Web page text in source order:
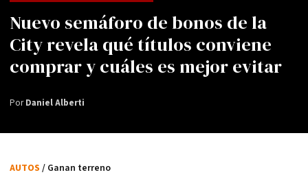
Nuevo semáforo de bonos de la
City revela qué títulos conviene
comprar y cuáles es mejor evitar
PorDaniel Alberti
AUTOS / Ganan terreno